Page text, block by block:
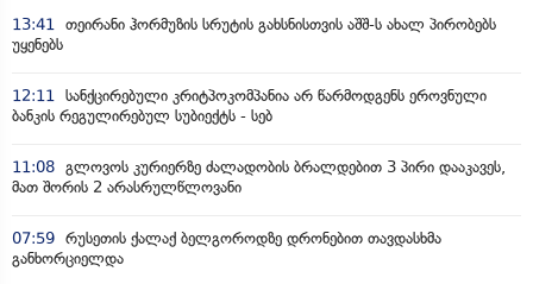
13:41
თეირანი ჰორმუზის სრუტის გახსნისთვის აშშ-ს ახალ პირობებს
უყენებს
12:11
სანქცირებული კრიტპოკომპანია არ წარმოდგენს ეროვნული
ბანკის რეგულირებულ სუბიექტს - სებ
11:08 გლოვოს კურიერზე ძალადობის ბრალდებით 3 პირი დააკავეს,
მათ შორის 2 არასრულწლოვანი
07:59 რუსეთის ქალაქ ბელგოროდზე დრონებით თავდასხმა
განხორციელდა